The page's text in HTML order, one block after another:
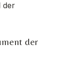
der
der